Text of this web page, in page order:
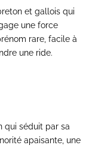
et gallois qui
une force
rare, facile à
une ride.
qui séduit par sa
apaisante, une